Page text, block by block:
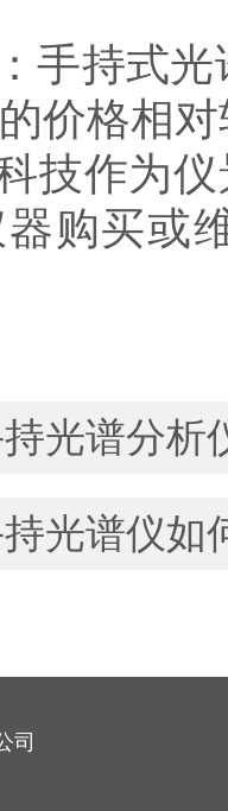
持式光
价格相
作为仪
购买或
光谱分析
光谱仪如
司